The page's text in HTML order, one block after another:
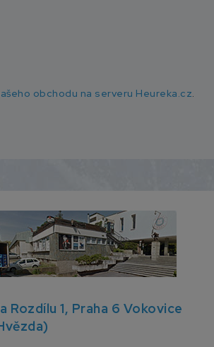
obchodu na serveru Heureka.cz.
Rozdílu 1, Praha 6 Vokovice